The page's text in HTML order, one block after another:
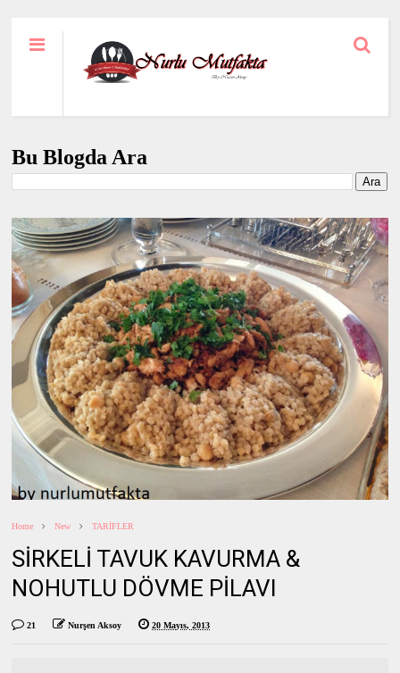
Bu Blogda Ara
Home New TARİFLER
SİRKELİ TAVUK KAVURMA &
NOHUTLU DÖVME PİLAVI
21 Nurşen Aksoy 20 Mayıs, 2013